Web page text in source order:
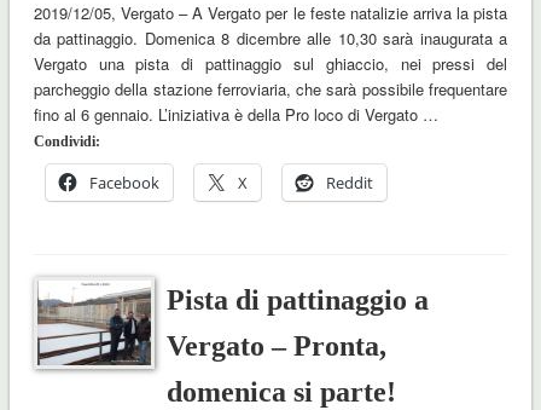
2019/12/05, Vergato – A Vergato per le feste natalizie arriva la pista
da pattinaggio. Domenica 8 dicembre alle 10,30 sarà inaugurata a
Vergato una pista di pattinaggio sul ghiaccio, nei pressi del
parcheggio della stazione ferroviaria, che sarà possibile frequentare
fino al 6 gennaio. L’iniziativa è della Pro loco di Vergato …
Condividi:
Facebook X Reddit
Pista di pattinaggio a
Vergato – Pronta,
domenica si parte!